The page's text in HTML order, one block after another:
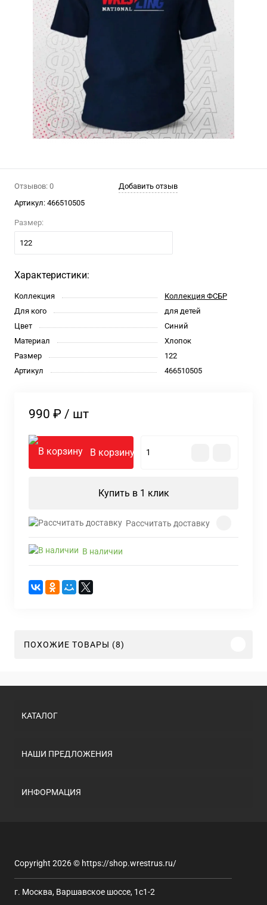
Отзывов: 0
Добавить отзыв
Артикул: 466510505
Размер:
122
Характеристики:
Коллекция
Коллекция ФСБР
Для кого
для детей
Цвет
Синий
Материал
Хлопок
Размер
122
Артикул
466510505
990 ₽ / шт
В корзину
Купить в 1 клик
Рассчитать доставку
В наличии
ПОХОЖИЕ ТОВАРЫ (8)
КАТАЛОГ
НАШИ ПРЕДЛОЖЕНИЯ
ИНФОРМАЦИЯ
Copyright 2026 © https://shop.wrestrus.ru/
г. Москва, Варшавское шоссе, 1с1-2